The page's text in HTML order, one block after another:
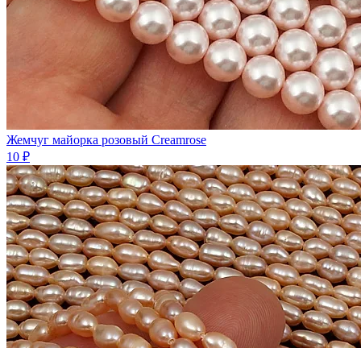
Жемчуг майорка розовый Creamrose
10 ₽